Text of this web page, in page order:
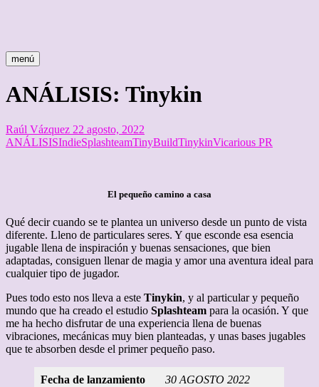
menú
ANÁLISIS: Tinykin
Raúl Vázquez 22 agosto, 2022
ANÁLISISIndieSplashteamTinyBuildTinykinVicarious PR
El pequeño camino a casa
Qué decir cuando se te plantea un universo desde un punto de vista
diferente. Lleno de particulares seres. Y que esconde esa esencia
jugable llena de inspiración y buenas sensaciones, que bien
adaptadas, consiguen llenar de magia y amor una aventura ideal para
cualquier tipo de jugador.
Pues todo esto nos lleva a este Tinykin, y al particular y pequeño
mundo que ha creado el estudio Splashteam para la ocasión. Y que
me ha hecho disfrutar de una experiencia llena de buenas
vibraciones, mecánicas muy bien planteadas, y unas bases jugables
que te absorben desde el primer pequeño paso.
Fecha de lanzamiento 30 AGOSTO 2022